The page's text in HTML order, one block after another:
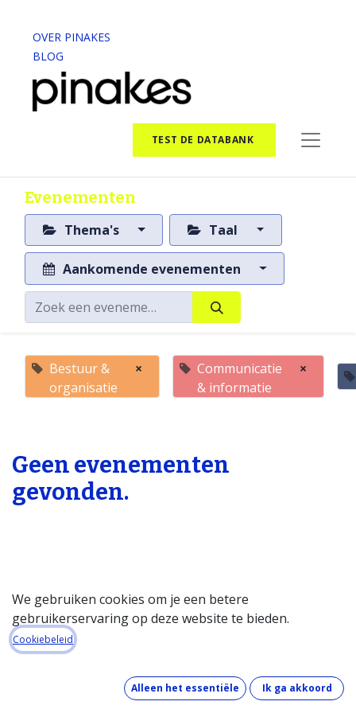
OVER PINAKES
BLOG
TEST DE DATABANK
Evenementen
Thema's Taal
Aankomende evenementen
Bestuur &
organisatie
×
Communicatie
& informatie
×
Geen evenementen
gevonden.
Startpagina
Over de databank
Wat kost de databank?
Hoe werkt de databank?
We gebruiken cookies om je een betere
gebruikerservaring op deze website te bieden.
Cookiebeleid
Alleen het essentiële Ik ga akkoord